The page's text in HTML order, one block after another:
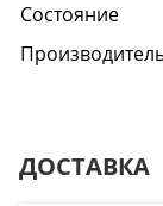
Состояние
ДОСТАВКА